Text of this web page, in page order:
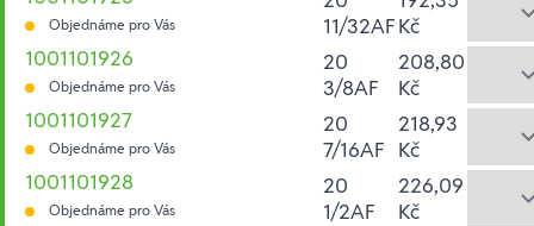
Objednáme pro Vás
11/32AFKč
1001101926
Objednáme pro Vás
20
3/8AF
208,80
Kč
1001101927
Objednáme pro Vás
20
7/16AF
218,93
Kč
1001101928
Objednáme pro Vás
20
1/2AF
226,09
Kč